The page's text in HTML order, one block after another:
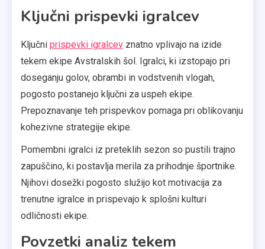
Ključni prispevki igralcev
Ključni prispevki igralcev znatno vplivajo na izide
tekem ekipe Avstralskih šol. Igralci, ki izstopajo pri
doseganju golov, obrambi in vodstvenih vlogah,
pogosto postanejo ključni za uspeh ekipe.
Prepoznavanje teh prispevkov pomaga pri oblikovanju
kohezivne strategije ekipe.
Pomembni igralci iz preteklih sezon so pustili trajno
zapuščino, ki postavlja merila za prihodnje športnike.
Njihovi dosežki pogosto služijo kot motivacija za
trenutne igralce in prispevajo k splošni kulturi
odličnosti ekipe.
Povzetki analiz tekem